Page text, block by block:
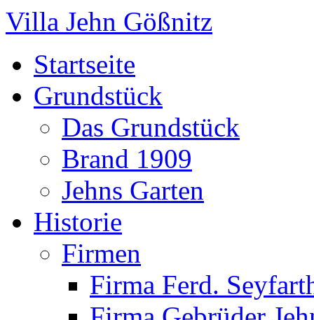
Villa Jehn Gößnitz
Startseite
Grundstück
Das Grundstück
Brand 1909
Jehns Garten
Historie
Firmen
Firma Ferd.